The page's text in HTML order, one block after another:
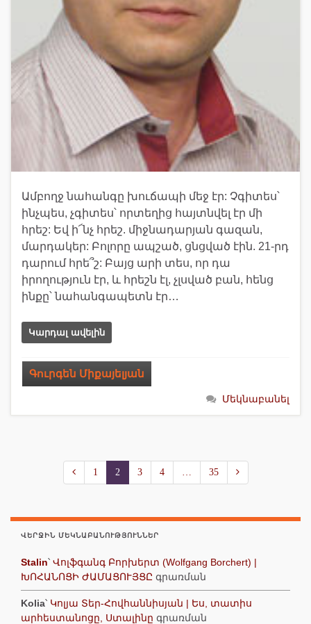
Ամբողջ նահանգը խուճապի մեջ էր: Չգիտես՝
ինչպես, չգիտես՝ որտեղից հայտնվել էր մի
հրեշ: Եվ ի՜նչ հրեշ. միջնադարյան գազան,
մարդակեր: Բոլորը ապշած, ցնցված էին. 21-րդ
դարում հրե՞շ: Բայց արի տես, որ դա
իրողություն էր, և հրեշն էլ, չլսված բան, հենց
ինքը՝ նահանգապետն էր…
Կարդալ ավելին
Գուրգեն Միքայելյան
Մեկնաբանել
1 2 3 4 35
ՎԵՐՋԻՆ ՄԵԿՆԱԲԱՆՈՒԹՅՈՒՆՆԵՐ
Stalin՝ Վոլֆգանգ Բորխերտ (Wolfgang Borchert) |
ԽՈՀԱՆՈՑԻ ԺԱՄԱՑՈՒՅՑԸ գրառման
Kolia՝ Կոլյա Տեր-Հովհաննիսյան | Ես, տատիս
արհեստանոցը, Ստալինը գրառման